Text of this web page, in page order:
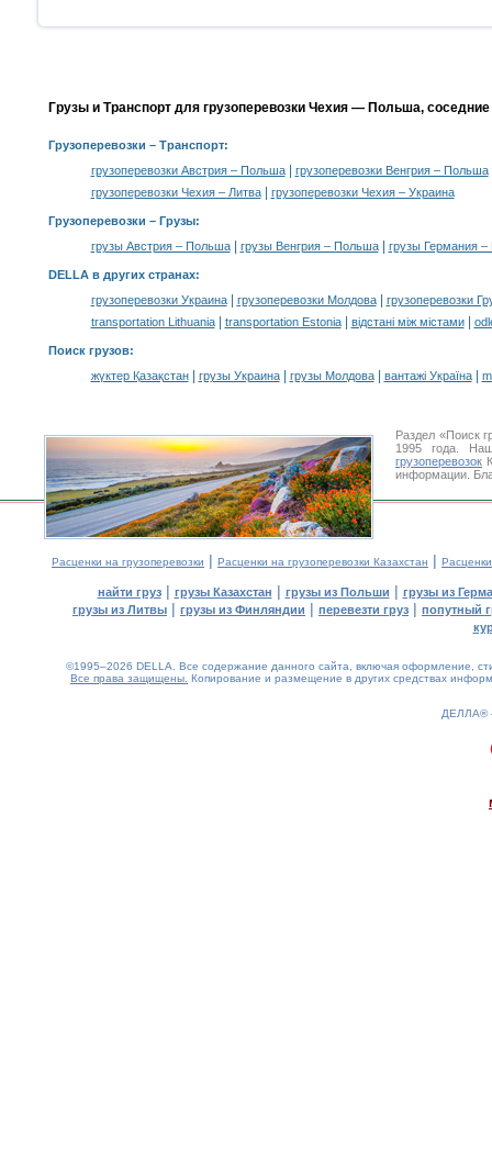
Грузы и Транспорт для грузоперевозки Чехия — Польша,
Грузоперевозки – Транспорт:
грузоперевозки Австрия – Польша| грузоперевозки Венгрия – Польша
грузоперевозки Чехия – Литва| грузоперевозки Чехия – Украина
Грузоперевозки – Грузы:
грузы Австрия – Польша| грузы Венгрия – Польша| грузы Германия
DELLA в других странах:
грузоперевозки Украина| грузоперевозки Молдова|
грузоперевозки
transportation Lithuania| transportation Estonia| відстані між містами|
Поиск грузов:
жүктер Қазақстан| грузы Украина| грузы Молдова| вантажі Україна|
Раздел «Поиск
1995 года.
грузоперевозок
информации.
Расценки на грузоперевозки | Расценки на грузоперевозки Казахстан |
найти груз| грузы Казахстан | грузы из Польши | грузы из
грузы из Литвы | грузы из Финляндии | перевезти груз | попутный
©1995–2026 DELLA. Все содержание данного сайта, включая оформление,
Все права защищены. Копирование и размещение в других средствах